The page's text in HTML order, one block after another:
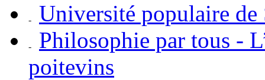
Université populaire de
Philosophie par tous -
poitevins